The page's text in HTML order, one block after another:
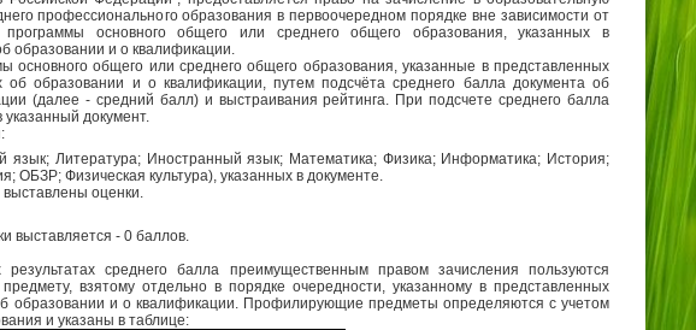
профессионального образования в первоочередном порядке вне зависимости от
основного общего или среднего общего образования, указанных в
образовании и о квалификации.
основного общего или среднего общего образования, указанные в представленных
образовании и о квалификации, путем подсчёта среднего балла документа об
(далее - средний балл) и выстраивания рейтинга. При подсчете среднего балла
документ.
язык; Литература; Иностранный язык; Математика; Физика; Информатика; История;
ОБЗР; Физическая культура), указанных в документе.
оценки.
выставляется - 0 баллов.
среднего балла преимущественным правом зачисления пользуются
взятому отдельно в порядке очередности, указанному в представленных
образовании и о квалификации. Профилирующие предметы определяются с учетом
и указаны в таблице: